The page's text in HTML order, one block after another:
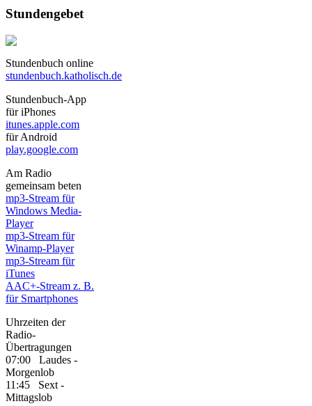
Stundengebet
Stundenbuch online
stundenbuch.katholisch.de
Stundenbuch-App
für iPhones
itunes.apple.com
für Android
play.google.com
Am Radio
gemeinsam beten
mp3-Stream für
Windows Media-
Player
mp3-Stream für
Winamp-Player
mp3-Stream für
iTunes
AAC+-Stream z. B.
für Smartphones
Uhrzeiten der
Radio-
Übertragungen
07:00 Laudes -
Morgenlob
11:45 Sext -
Mittagslob